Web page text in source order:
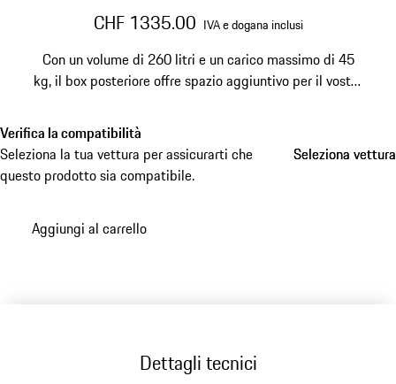
CHF 1335.00 IVA e dogana inclusi
Con un volume di 260 litri e un carico massimo di 45
kg, il box posteriore offre spazio aggiuntivo per il vostro
utilizzato solo in combinazione con
posteriore Porsche
e il gancio di traino.
Verifica la compatibilità
Seleziona la tua vettura per assicurarti che
questo prodotto sia compatibile.
Seleziona vettura
Seleziona vettura
Aggiungi al carrello
Dettagli tecnici